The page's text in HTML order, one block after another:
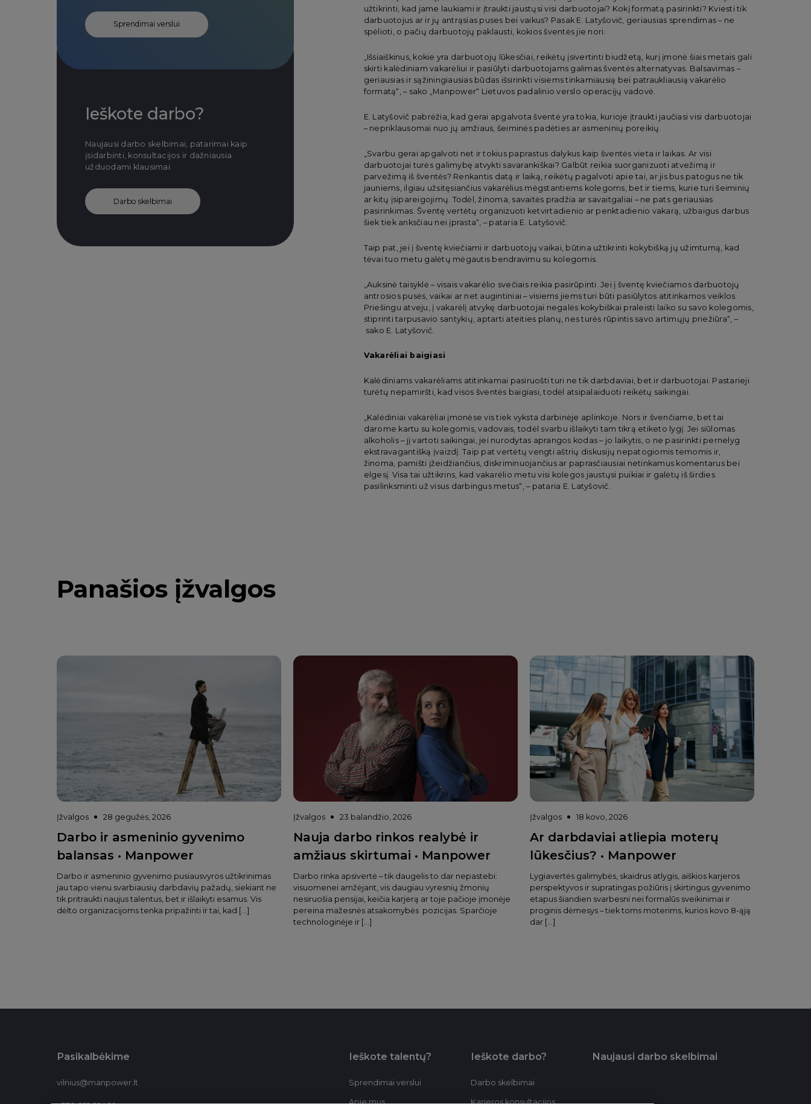
Sprendimai verslui
Ieškote darbo?
Naujausi darbo skelbimai, patarimai kaip
įsidarbinti, konsultacijos ir dažniausia
užduodami klausimai.
Darbo skelbimai
užtikrinti, kad jame laukiami ir įtraukti jaustųsi visi darbuotojai? Kokį formatą pasirinkti? Kviesti tik
darbuotojus ar ir jų antrąsias puses bei vaikus? Pasak E. Latyšovič, geriausias sprendimas – ne
spėlioti, o pačių darbuotojų paklausti, kokios šventės jie nori.
„Išsiaiškinus, kokie yra darbuotojų lūkesčiai, reikėtų įsivertinti biudžetą, kurį įmonė šiais metais gali
skirti kalėdiniam vakarėliui ir pasiūlyti darbuotojams galimas šventės alternatyvas. Balsavimas –
geriausias ir sąžiningiausias būdas išsirinkti visiems tinkamiausią bei patraukliausią vakarėlio
formatą“, – sako „Manpower“ Lietuvos padalinio verslo operacijų vadovė.
E. Latyšovič pabrėžia, kad gerai apgalvota šventė yra tokia, kurioje įtraukti jaučiasi visi darbuotojai
– nepriklausomai nuo jų amžiaus, šeiminės padėties ar asmeninių poreikių.
„Svarbu gerai apgalvoti net ir tokius paprastus dalykus kaip šventės vieta ir laikas. Ar visi
darbuotojai turės galimybę atvykti savarankiškai? Galbūt reikia suorganizuoti atvežimą ir
parvežimą iš šventės? Renkantis datą ir laiką, reikėtų pagalvoti apie tai, ar jis bus patogus ne tik
jauniems, ilgiau užsitęsiančius vakarėlius mėgstantiems kolegoms, bet ir tiems, kurie turi šeiminių
ar kitų įsipareigojimų. Todėl, žinoma, savaitės pradžia ar savaitgaliai – ne pats geriausias
pasirinkimas. Šventę vertėtų organizuoti ketvirtadienio ar penktadienio vakarą, užbaigus darbus
šiek tiek anksčiau nei įprasta“, – pataria E. Latyšovič.
Taip pat, jei į šventę kviečiami ir darbuotojų vaikai, būtina užtikrinti kokybišką jų užimtumą, kad
tėvai tuo metu galėtų mėgautis bendravimu su kolegomis.
„Auksinė taisyklė – visais vakarėlio svečiais reikia pasirūpinti. Jei į šventę kviečiamos darbuotojų
antrosios pusės, vaikai ar net augintiniai – visiems jiems turi būti pasiūlytos atitinkamos veiklos.
Priešingu atveju, į vakarėlį atvykę darbuotojai negalės kokybiškai praleisti laiko su savo kolegomis,
stiprinti tarpusavio santykių, aptarti ateities planų, nes turės rūpintis savo artimųjų priežiūra“, –
sako E. Latyšovič.
Vakarėliai baigiasi
Kalėdiniams vakarėliams atitinkamai pasiruošti turi ne tik darbdaviai, bet ir darbuotojai. Pastarieji
turėtų nepamiršti, kad visos šventės baigiasi, todėl atsipalaiduoti reikėtų saikingai.
„Kalėdiniai vakarėliai įmonėse vis tiek vyksta darbinėje aplinkoje. Nors ir švenčiame, bet tai
darome kartu su kolegomis, vadovais, todėl svarbu išlaikyti tam tikrą etiketo lygį. Jei siūlomas
alkoholis – jį vartoti saikingai, jei nurodytas aprangos kodas – jo laikytis, o ne pasirinkti pernelyg
ekstravagantišką įvaizdį. Taip pat vertėtų vengti aštrių diskusijų nepatogiomis temomis ir,
žinoma, pamišti įžeidžiančius, diskriminuojančius ar paprasčiausiai netinkamus komentarus bei
elgesį. Visa tai užtikrins, kad vakarėlio metu visi kolegos jaustųsi puikiai ir galėtų iš širdies
pasilinksminti už visus darbingus metus“, – pataria E. Latyšovič.
Panašios įžvalgos
Įžvalgos 28 gegužės, 2026
Darbo ir asmeninio gyvenimo
balansas • Manpower
Darbo ir asmeninio gyvenimo pusiausvyros užtikrinimas
jau tapo vienu svarbiausių darbdavių pažadų, siekiant ne
tik pritraukti naujus talentus, bet ir išlaikyti esamus. Vis
dėlto organizacijoms tenka pripažinti ir tai, kad […]
Įžvalgos 23 balandžio, 2026
Nauja darbo rinkos realybė ir
amžiaus skirtumai • Manpower
Darbo rinka apsivertė – tik daugelis to dar nepastebi:
visuomenei amžėjant, vis daugiau vyresnių žmonių
nesiruošia pensijai, keičia karjerą ar toje pačioje įmonėje
pereina mažesnės atsakomybės pozicijas. Sparčioje
technologinėje ir […]
Įžvalgos 18 kovo, 2026
Ar darbdaviai atliepia moterų
lūkesčius? • Manpower
Lygiavertės galimybės, skaidrus atlygis, aiškios karjeros
perspektyvos ir supratingas požiūris į skirtingus gyvenimo
etapus šiandien svarbesni nei formalūs sveikinimai ir
proginis dėmesys – tiek toms moterims, kurios kovo 8-ąją
dar […]
Pasikalbėkime
vilnius@manpower.lt
Ieškote talentų?
Sprendimai verslui
Apie mus
Ieškote darbo?
Darbo skelbimai
Karjeros konsultacijos
Naujausi darbo skelbimai